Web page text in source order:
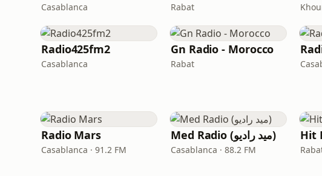
Casablanca Rabat
Radio425fm2
Casablanca
Gn Radio - Morocco
Rabat
Radio Mars
Casablanca · 91.2 FM
Med Radio (ميد راديو)
Casablanca · 88.2 FM
Hit